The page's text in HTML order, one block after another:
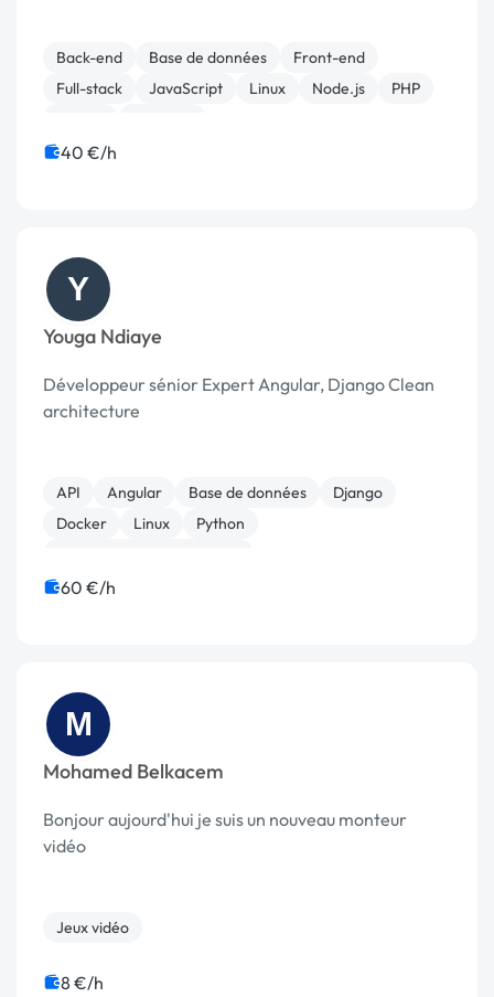
Back-end Base de données
Front-end
Full-stack
JavaScript Linux Node.js
PHP
40 €/h
Y
Youga Ndiaye
Développeur sénior Expert Angular, Django Clean
architecture
API Angular Base de données
Django
Docker
Linux
Python
60 €/h
M
Mohamed Belkacem
Bonjour aujourd'hui je suis un nouveau monteur
vidéo
Jeux vidéo
8 €/h